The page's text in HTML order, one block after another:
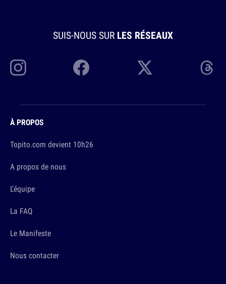
SUIS-NOUS SUR LES RÉSEAUX
À PROPOS
Topito.com devient 10h26
A propos de nous
L'équipe
La FAQ
Le Manifeste
Nous contacter